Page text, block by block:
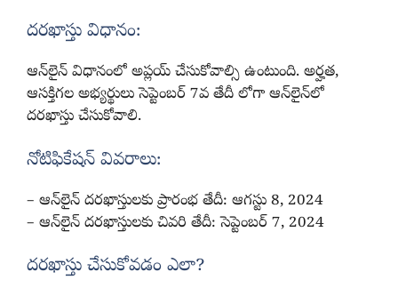
దరఖాస్తు విధానం:
ఆన్‌లైన్‌ విధానంలో అప్లయ్‌ చేసుకోవాల్సి ఉంటుంది. అర్హత,
ఆసక్తిగల అభ్యర్థులు సెప్టెంబర్‌ 7వ తేదీ లోగా ఆన్‌లైన్‌లో
దరఖాస్తు చేసుకోవాలి.
నోటిఫికేషన్ వివరాలు:
– ఆన్‌లైన్ దరఖాస్తులకు ప్రారంభ తేదీ: ఆగస్టు 8, 2024
– ఆన్‌లైన్ దరఖాస్తులకు చివరి తేదీ: సెప్టెంబర్‌ 7, 2024
దరఖాస్తు చేసుకోవడం ఎలా?